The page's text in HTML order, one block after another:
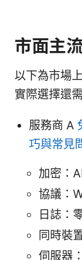
市面主
以下為市場
實際選擇還
服務商 A
巧與常見
加密：
協議：
日誌：
同時裝
伺服器